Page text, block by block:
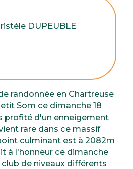
DUPEUBLE
randonnée en Chartreuse
Som ce dimanche 18
profité d'un enneigement
rare dans ce massif
culminant est à 2082m
à l'honneur ce dimanche
de niveaux différents